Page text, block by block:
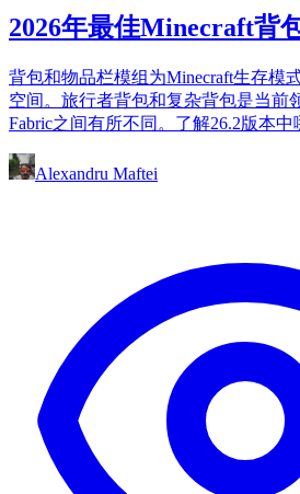
2026年最佳Minecraft背
背包和物品栏模组为Minecraft生存模
空间。旅行者背包和复杂背包是当前
Fabric之间有所不同。了解26.2版本中
Alexandru Maftei